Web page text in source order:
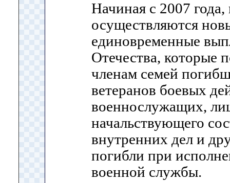
Начиная с 2007
осуществляются
единовременные
Отечества, которые
членам семей
ветеранов боевых
военнослужащих,
начальствующего
внутренних дел и
погибли при
военной службы.